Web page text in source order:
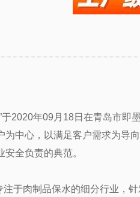
于2020年09月18日在青岛市
中心，以满足客户需求为导
全负责的典范。
于肉制品保水的细分行业，